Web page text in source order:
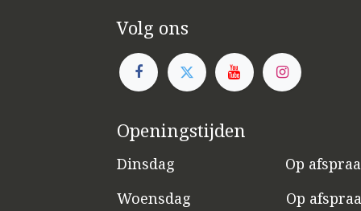
Volg ons
Openingstijden
Dinsdag
​​Op
Woensdag
​Op